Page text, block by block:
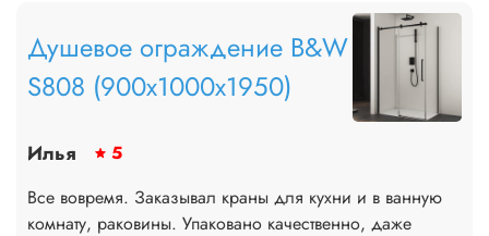
Душевое ограждение B&W
S808 (900х1000х1950)
Илья
5
Все вовремя. Заказывал краны для кухни и в ванную
комнату, раковины. Упаковано качественно, даже